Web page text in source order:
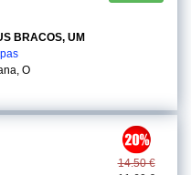
BRACOS, UM
O
14.50 €